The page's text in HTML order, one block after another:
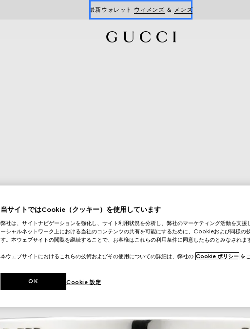
最新ウォレット ウィメンズ メンズ
オンライン限定 〔GGマーモント〕
当サイトではCookie（クッキー）を使用しています
弊社は、サイトナビゲーションを強化し、サイト利用状況を分析し、弊社のマーケティング活動を支援
ーシャルネットワーク上における当社のコンテンツの共有を可能にするために、Cookieおよび同様の
す。本ウェブサイトの閲覧を継続することで、お客様はこれらの利用条件に同意したものとみなされま
本ウェブサイトにおけるこれらの技術およびその使用についての詳細は、弊社の Cookie ポリシー を
Cookie 設定
OK